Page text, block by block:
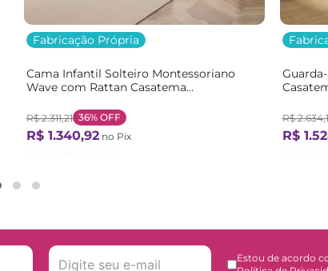
Fabricação Própria
Cama Infantil Solteiro Montessoriano
Wave com Rattan Casatema
R$ 2.311,21 36% OFF
R$ 1.340,92 no Pix
R$ 2.634,
R$ 1.
Estou de acordo